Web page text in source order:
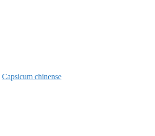
Capsicum chinense